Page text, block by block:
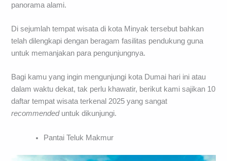
panorama alami.
Di sejumlah tempat wisata di kota Minyak tersebut bahkan
telah dilengkapi dengan beragam fasilitas pendukung guna
untuk memanjakan para pengunjungnya.
Bagi kamu yang ingin mengunjungi kota Dumai hari ini atau
dalam waktu dekat, tak perlu khawatir, berikut kami sajikan 10
daftar tempat wisata terkenal 2025 yang sangat
recommendeduntuk dikunjungi.
Pantai Teluk Makmur